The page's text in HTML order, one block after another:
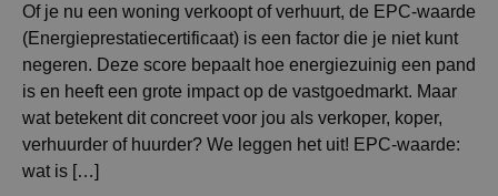
Of je nu een woning verkoopt of verhuurt, de EPC-waarde
(Energieprestatiecertificaat) is een factor die je niet kunt
negeren. Deze score bepaalt hoe energiezuinig een pand
is en heeft een grote impact op de vastgoedmarkt. Maar
wat betekent dit concreet voor jou als verkoper, koper,
verhuurder of huurder? We leggen het uit! EPC-waarde:
wat is […]